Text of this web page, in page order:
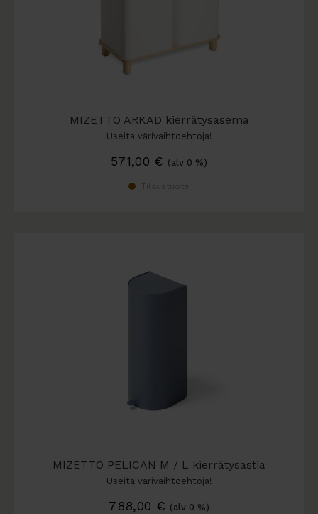
MIZETTO ARKAD kierrätysasema
Useita värivaihtoehtoja!
571,00 € (alv 0 %)
MIZETTO PELICAN M / L kierrätysastia
Useita värivaihtoehtoja!
788,00 € (alv 0 %)